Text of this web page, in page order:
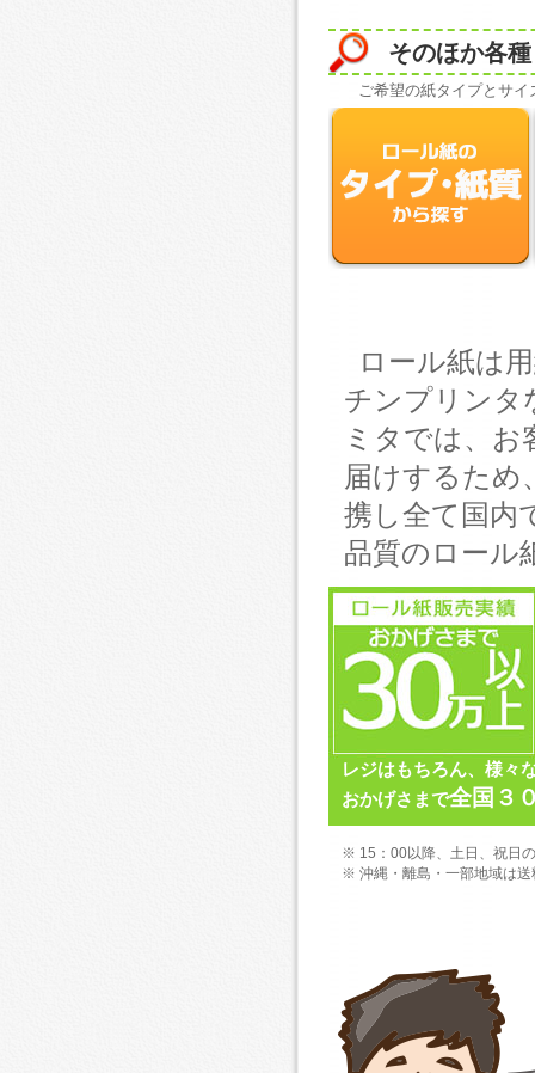
そのほか各
ご希望の紙タイプとサ
ロール紙は
チンプリンタ
ミタでは、
届けするため
携し全て国内
品質のロール
レジはもちろん、様々
おかげさまで全国３
※ 15：00以降、土日、祝日
※ 沖縄・離島・一部地域は